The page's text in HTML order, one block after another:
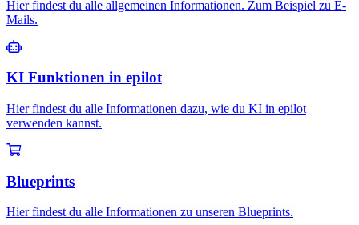
Hier findest du alle allgemeinen Informationen. Zum Beispiel zu E-
Mails.
KI Funktionen in epilot
Hier findest du alle Informationen dazu, wie du KI in epilot
verwenden kannst.
Blueprints
Hier findest du alle Informationen zu unseren Blueprints.